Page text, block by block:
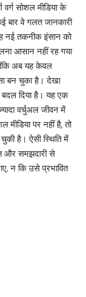
सोशल मीडिया के
बार वे गलत जानकारी
नई तकनीक इंसान को
आसान नहीं रह गया
अब यह केवल
बन चुका है। देखा
बदल दिया है। यह एक
वर्चुअल जीवन में
पर नहीं है, तो
है। ऐसी स्थिति में
और समझदारी से
न कि उसे प्रभावित